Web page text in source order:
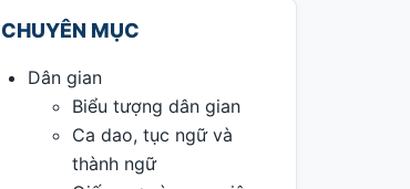
CHUYÊN MỤC
Dân gian
Biểu tượng dân gian
Ca dao, tục ngữ và
thành ngữ